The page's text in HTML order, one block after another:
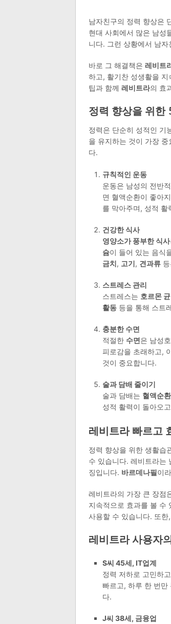
남자친구의 정력 향상은
현대 사회에서 많은 남성
니다. 그런 상황에서 남
바로 그 해결책은 레비트
하고, 활기찬 성생활을
팁과 함께 레비트라의 효
정력 향상을 위한
정력은 단순히 성적인 기
을 유지하는 것이 가장
다.
규칙적인 운동
운동은 남성의 전반
면 혈액순환이 좋아
를 막아주며, 성적 활
건강한 식사
영양소가 풍부한 식사
슘이 들어 있는 음식
금치, 고기, 견과류등
스트레스 관리
스트레스는 호르몬
활동등을 통해 스트
충분한 수면
적절한 수면은 남성
피로감을 초래하고,
것이 중요합니다.
술과 담배 줄이기
술과 담배는 혈액순
성적 활력이 돌아오
레비트라 빠르고
정력 향상을 위한 생활습
수 있습니다. 레비트라는
징입니다. 바르데나필이
레비트라의 가장 큰 장점
지속적으로 효과를 볼 수
사용할 수 있습니다. 또한
레비트라 사용자
S씨 45세, IT업계
정력 저하로 고민하
빠르고, 하루 한 번만
다.
J씨 38세, 금융업